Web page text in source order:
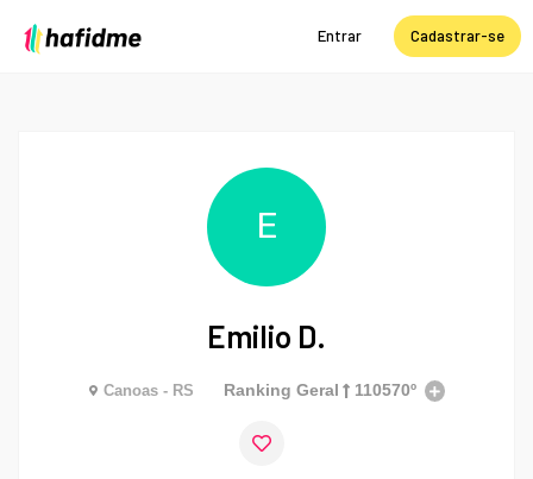
Entrar Cadastrar-se
E
Emilio D.
Canoas - RS Ranking Geral 110570º